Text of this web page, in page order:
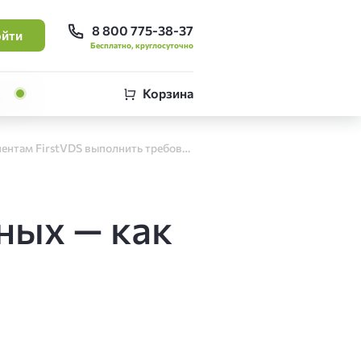
8 800 775-38-37
Бесплатно, круглосуточно
Корзина
Обработка персональных данных — как клиентам FirstVDS выполнить требования закона № 152-ФЗ
— как